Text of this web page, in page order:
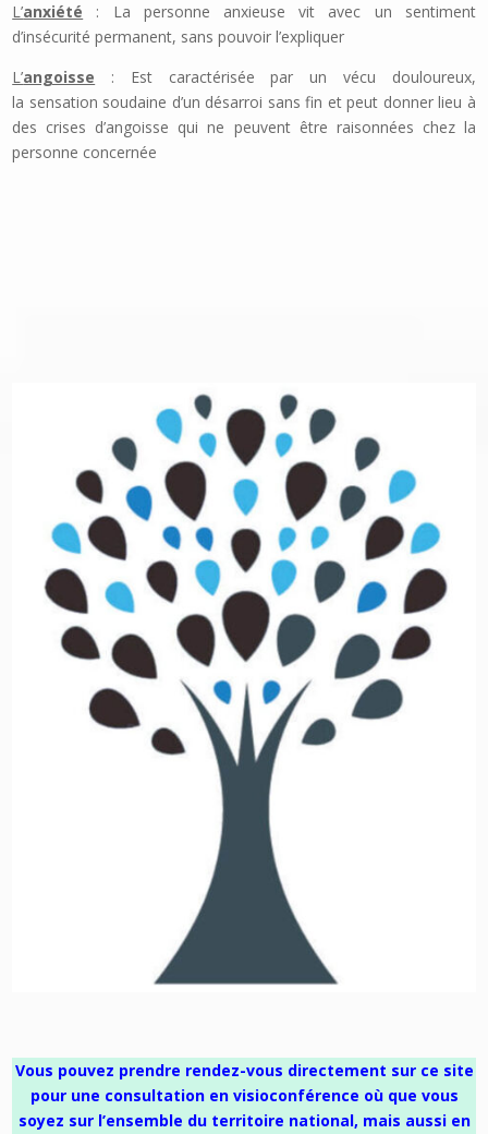
L’anxiété : La personne anxieuse vit avec un sentiment
d’insécurité permanent, sans pouvoir l’expliquer
L’angoisse : Est caractérisée par un vécu douloureux,
la sensation soudaine d’un désarroi sans fin et peut donner lieu à
des crises d’angoisse qui ne peuvent être raisonnées chez la
personne concernée
Vous pouvez prendre rendez-vous directement sur ce site
pour une consultation en visioconférence où que vous
soyez sur l’ensemble du territoire national, mais aussi en